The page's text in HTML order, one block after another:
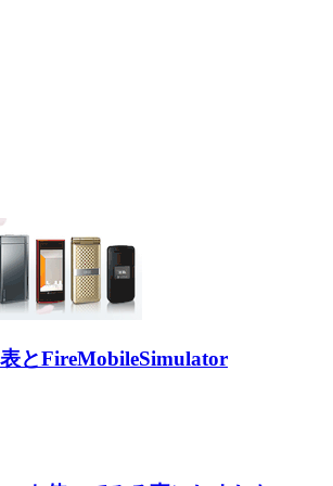
とFireMobileSimulator